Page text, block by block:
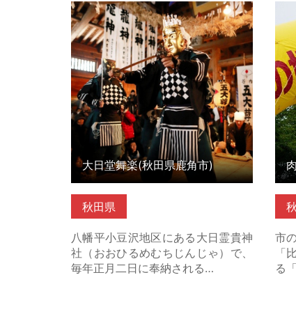
秋田県
八幡平小豆沢地区にある大日霊貴神
社（おおひるめむちじんじゃ）で、
毎年正月二日に奉納される…
大日堂舞楽(秋田県鹿角市) の詳細は
こちら
大日堂舞楽(秋田県鹿角市)
市
「
る
市